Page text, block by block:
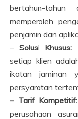
bertahun-
memperoleh
penjamin dan
– Solusi Khusus:
setiap klien
ikatan jaminan
persyaratan
– Tarif Kompetitif:
perusahaan